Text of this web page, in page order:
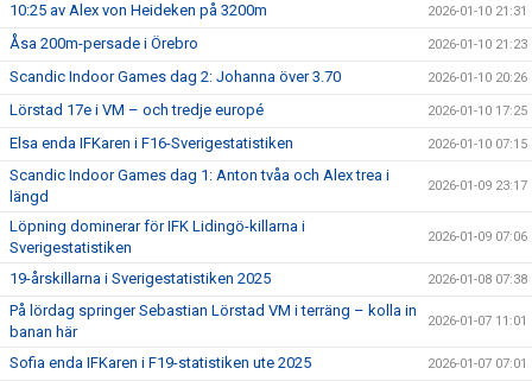
10:25 av Alex von Heideken på 3200m 2026-01-10 21:31
Åsa 200m-persade i Örebro 2026-01-10 21:23
Scandic Indoor Games dag 2: Johanna över 3.70 2026-01-10 20:26
Lörstad 17e i VM – och tredje europé 2026-01-10 17:25
Elsa enda IFKaren i F16-Sverigestatistiken 2026-01-10 07:15
Scandic Indoor Games dag 1: Anton tvåa och Alex trea i
längd
2026-01-09 23:17
Löpning dominerar för IFK Lidingö-killarna i
Sverigestatistiken
2026-01-09 07:06
19-årskillarna i Sverigestatistiken 2025 2026-01-08 07:38
På lördag springer Sebastian Lörstad VM i terräng – kolla in
banan här
2026-01-07 11:01
Sofia enda IFKaren i F19-statistiken ute 2025 2026-01-07 07:01